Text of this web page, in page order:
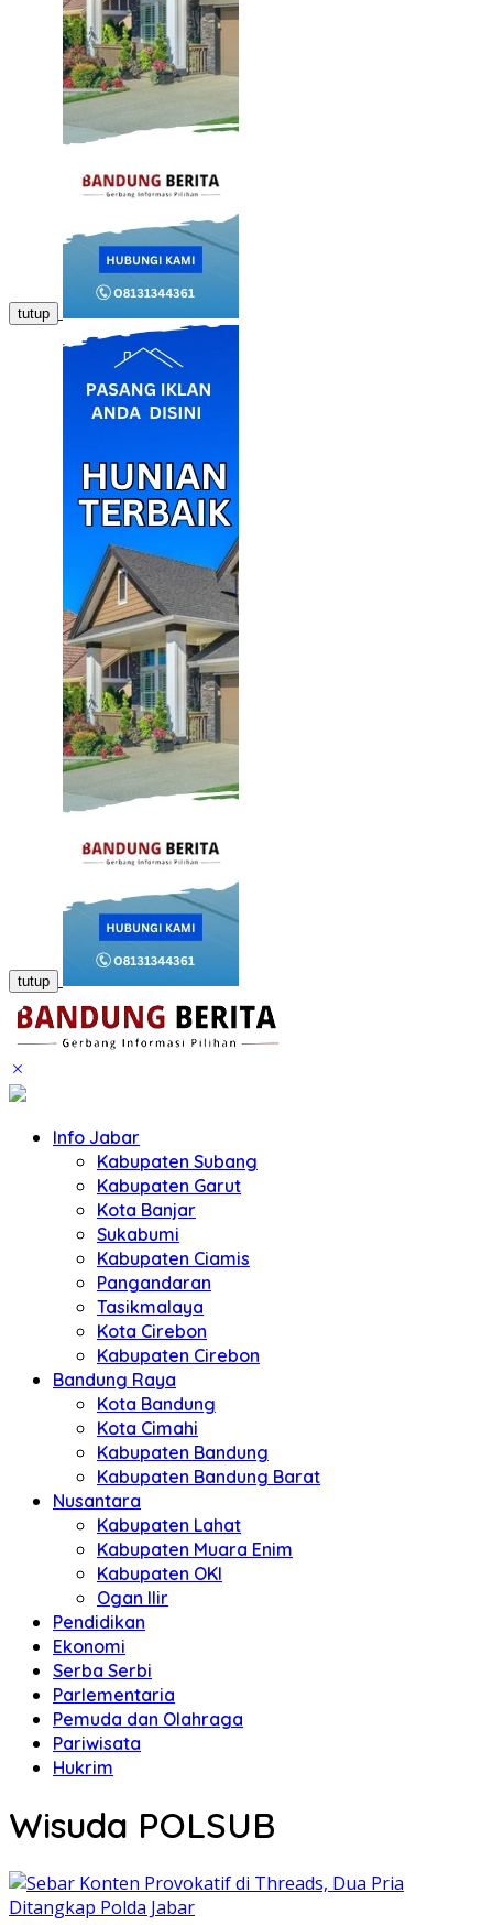
tutup
tutup
Info Jabar
Kabupaten Subang
Kabupaten Garut
Kota Banjar
Sukabumi
Kabupaten Ciamis
Pangandaran
Tasikmalaya
Kota Cirebon
Kabupaten Cirebon
Bandung Raya
Kota Bandung
Kota Cimahi
Kabupaten Bandung
Kabupaten Bandung Barat
Nusantara
Kabupaten Lahat
Kabupaten Muara Enim
Kabupaten OKI
Ogan Ilir
Pendidikan
Ekonomi
Serba Serbi
Parlementaria
Pemuda dan Olahraga
Pariwisata
Hukrim
Wisuda POLSUB